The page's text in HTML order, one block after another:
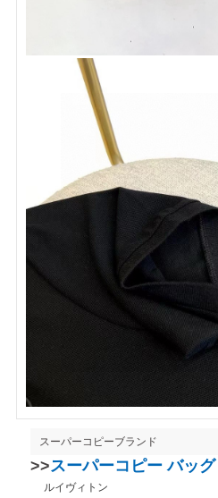
スーパーコピーブランド
>>スーパーコピー バッグ
ルイヴィトン